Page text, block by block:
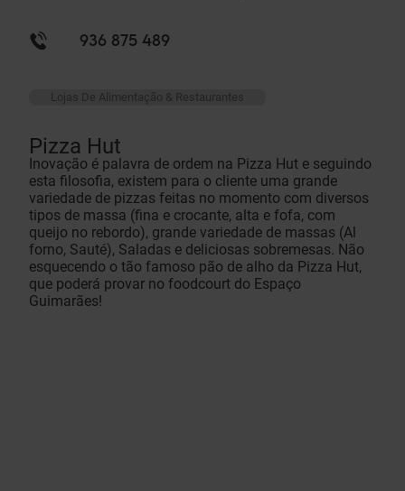
936 875 489
Lojas De Alimentação & Restaurantes
Pizza Hut
Inovação é palavra de ordem na Pizza Hut e seguindo
esta filosofia, existem para o cliente uma grande
variedade de pizzas feitas no momento com diversos
tipos de massa (fina e crocante, alta e fofa, com
queijo no rebordo), grande variedade de massas (Al
forno, Sauté), Saladas e deliciosas sobremesas. Não
esquecendo o tão famoso pão de alho da Pizza Hut,
que poderá provar no foodcourt do Espaço
Guimarães!